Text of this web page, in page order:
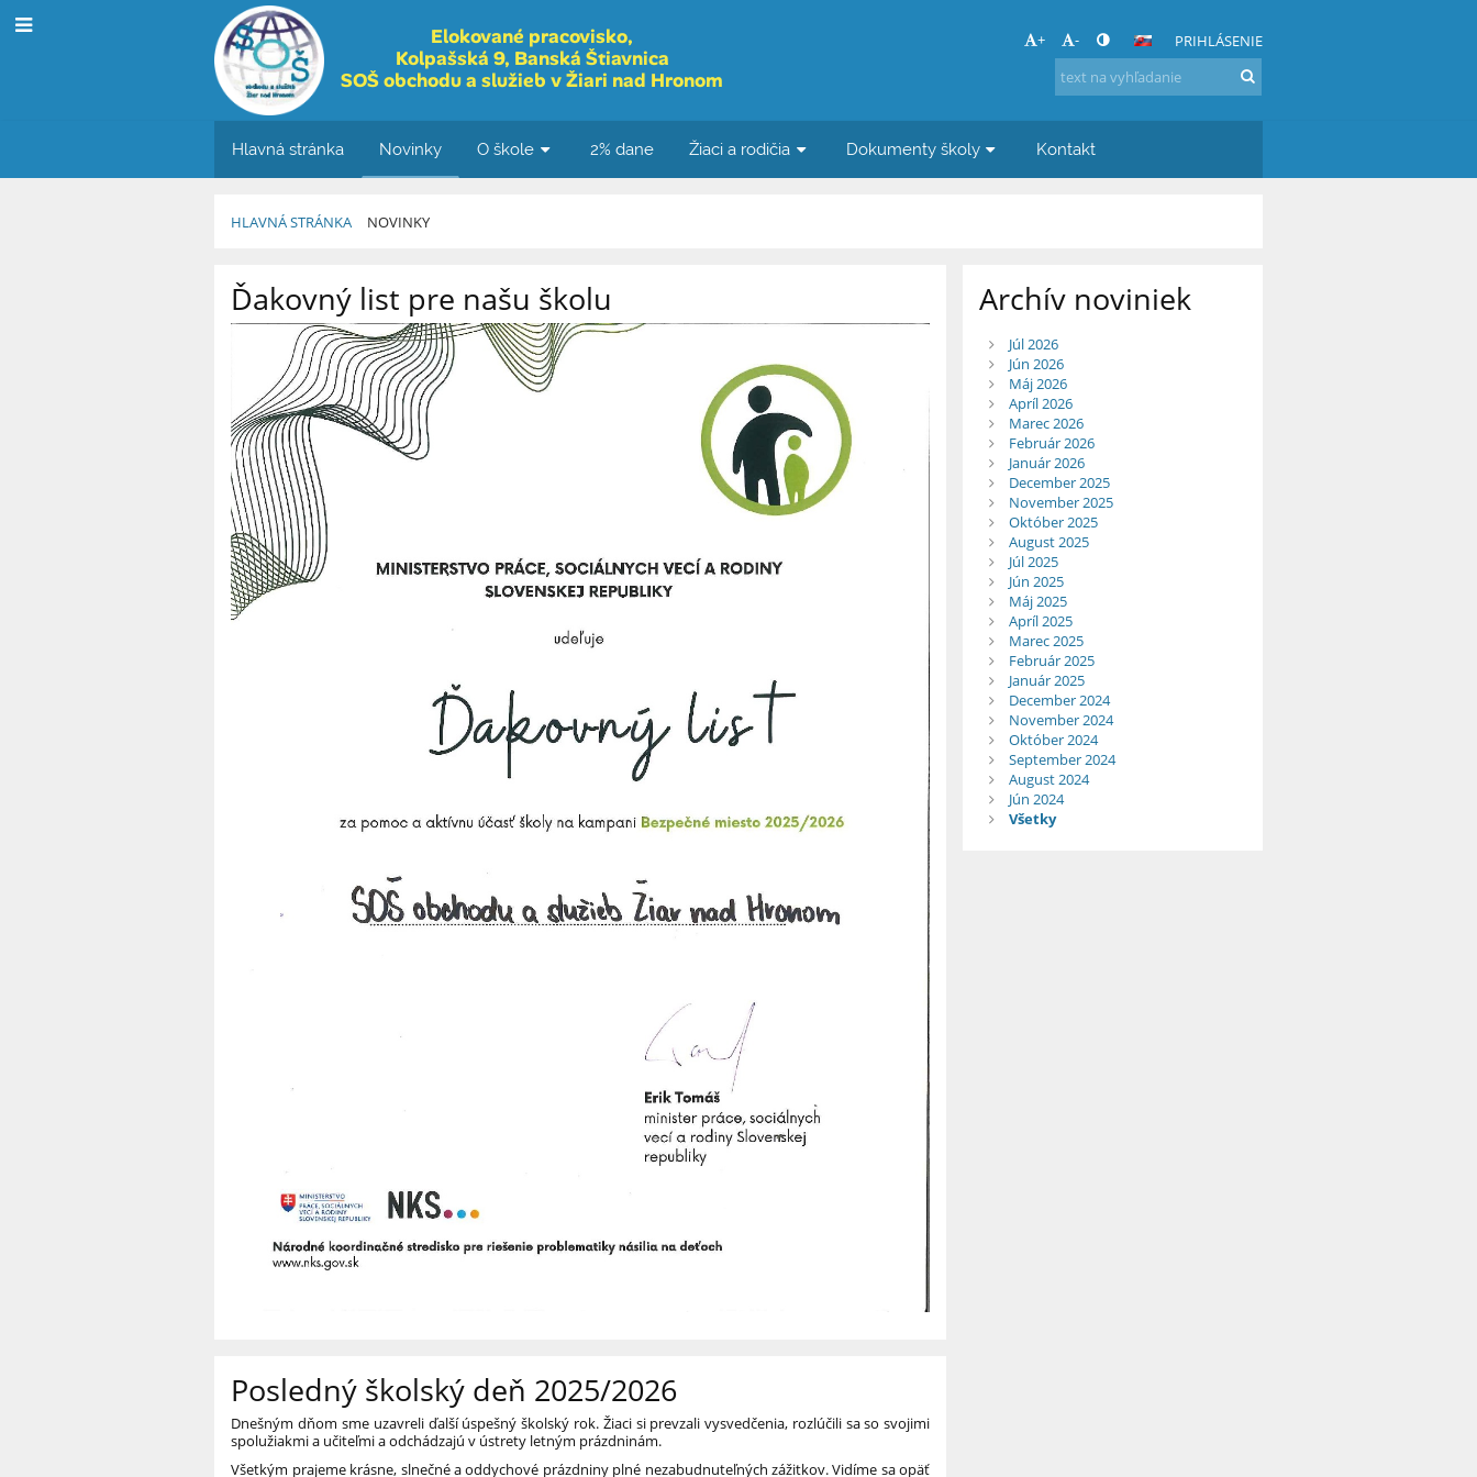
Elokované pracovisko,
Kolpašská 9, Banská Štiavnica
SOŠ obchodu a služieb v Žiari nad Hronom
+ - PRIHLÁSENIE
Hlavná stránka Novinky O škole 2% dane Žiaci a rodičia Dokumenty školy Kontakt
HLAVNÁ STRÁNKA NOVINKY
Novinky
Ďakovný list pre našu školu
Posledný školský deň 2025/2026
Dnešným dňom sme uzavreli ďalší úspešný školský rok. Žiaci si prevzali vysvedčenia, rozlúčili sa so svojimi
spolužiakmi a učiteľmi a odchádzajú v ústrety letným prázdninám.
Všetkým prajeme krásne, slnečné a oddychové prázdniny plné nezabudnuteľných zážitkov. Vidíme sa opäť
Archív noviniek
Júl 2026
Jún 2026
Máj 2026
Apríl 2026
Marec 2026
Február 2026
Január 2026
December 2025
November 2025
Október 2025
August 2025
Júl 2025
Jún 2025
Máj 2025
Apríl 2025
Marec 2025
Február 2025
Január 2025
December 2024
November 2024
Október 2024
September 2024
August 2024
Jún 2024
Všetky